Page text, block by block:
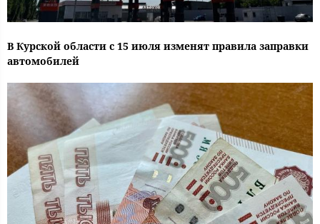
В Курской области с 15 июля изменят правила заправки
автомобилей